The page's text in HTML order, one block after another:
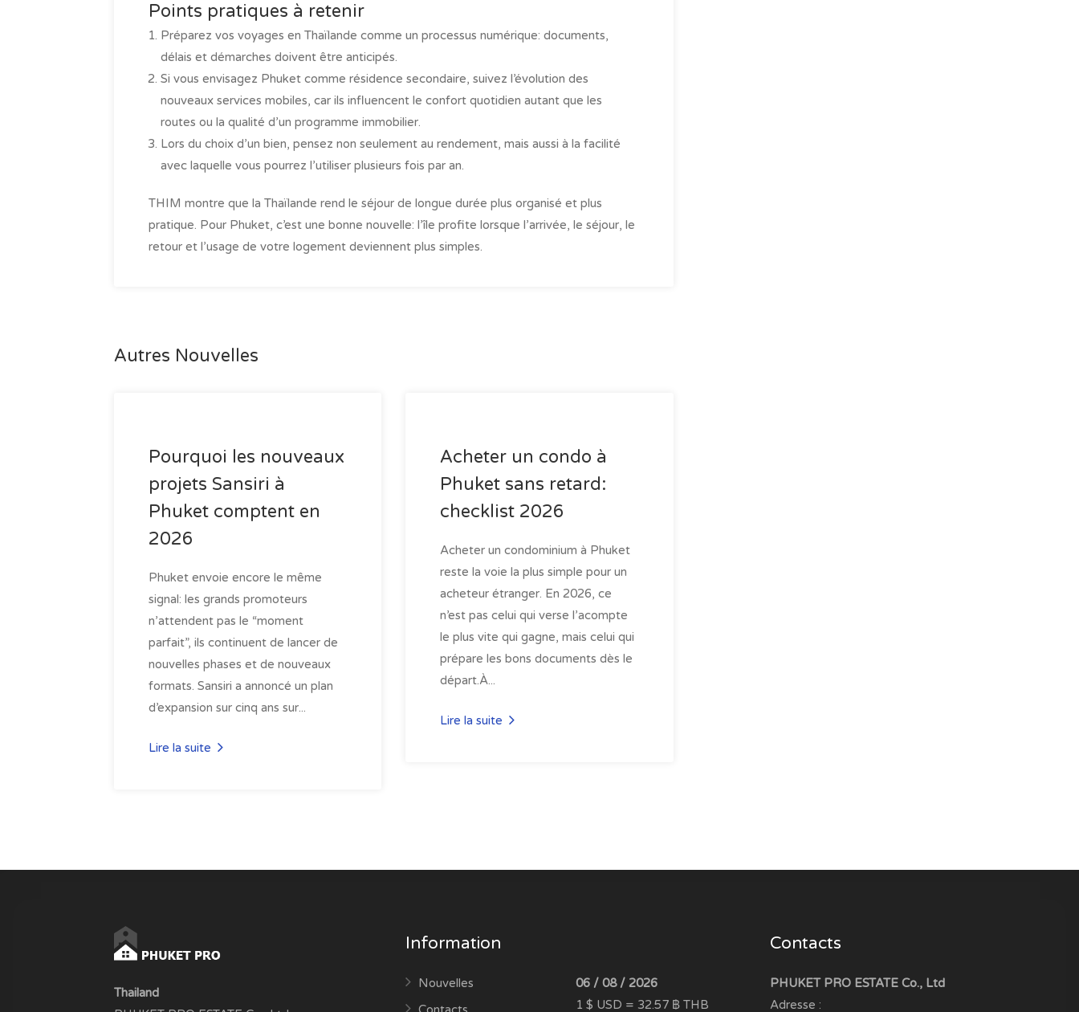
Points pratiques à retenir
Préparez vos voyages en Thaïlande comme un processus numérique: documents,
délais et démarches doivent être anticipés.
Si vous envisagez Phuket comme résidence secondaire, suivez l’évolution des
nouveaux services mobiles, car ils influencent le confort quotidien autant que les
routes ou la qualité d’un programme immobilier.
Lors du choix d’un bien, pensez non seulement au rendement, mais aussi à la facilité
avec laquelle vous pourrez l’utiliser plusieurs fois par an.
THIM montre que la Thaïlande rend le séjour de longue durée plus organisé et plus
pratique. Pour Phuket, c’est une bonne nouvelle: l’île profite lorsque l’arrivée, le séjour, le
retour et l’usage de votre logement deviennent plus simples.
Autres Nouvelles
Pourquoi les nouveaux
projets Sansiri à
Phuket comptent en
2026
Phuket envoie encore le même
signal: les grands promoteurs
n’attendent pas le “moment
parfait”, ils continuent de lancer de
nouvelles phases et de nouveaux
formats. Sansiri a annoncé un plan
d’expansion sur cinq ans sur...
Lire la suite
Acheter un condo à
Phuket sans retard:
checklist 2026
Acheter un condominium à Phuket
reste la voie la plus simple pour un
acheteur étranger. En 2026, ce
n’est pas celui qui verse l’acompte
le plus vite qui gagne, mais celui qui
prépare les bons documents dès le
départ.À...
Lire la suite
Thailand
Information
Nouvelles
06 / 08 / 2026
1 $ USD = 32.57 ฿ THB
Contacts
PHUKET PRO ESTATE Co., Ltd
Adresse :